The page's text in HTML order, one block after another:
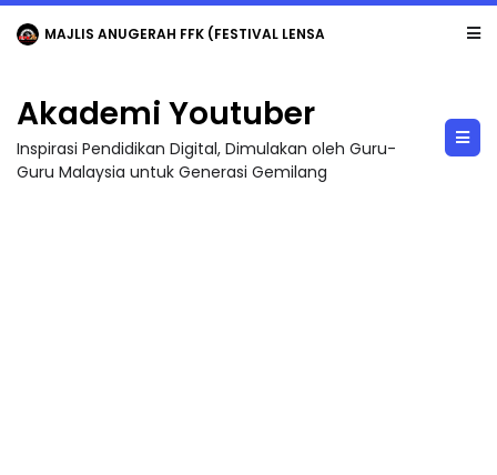
MAJLIS ANUGERAH FFK (FESTIVAL LENSA PENDIDIKAN - FLeP) 2026
Akademi Youtuber
Inspirasi Pendidikan Digital, Dimulakan oleh Guru-
Guru Malaysia untuk Generasi Gemilang